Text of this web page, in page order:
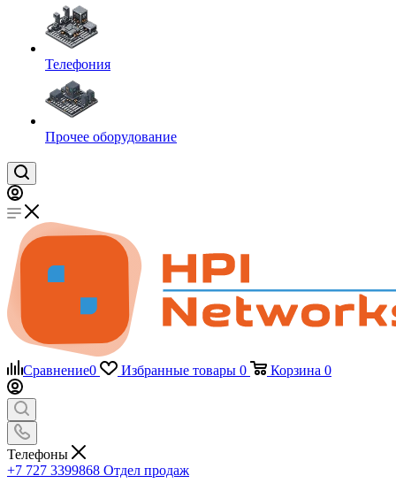
Телефония
Прочее оборудование
Сравнение0 Избранные товары 0 Корзина 0
Телефоны
+7 727 3399868 Отдел продаж